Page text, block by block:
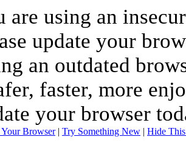
are using an
update your
an outdated
faster, more
your browser
Browser| Try Something New | Hide